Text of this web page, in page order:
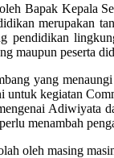
Bapak Kepala
merupakan
pendidikan
maupun peserta
yang
kegiatan
menambah
oleh masing